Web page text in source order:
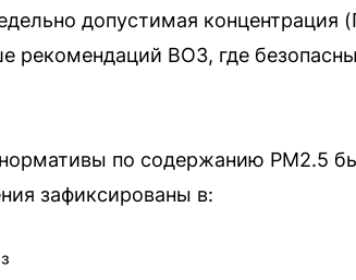
допустимая концентрация
рекомендаций ВОЗ, где
по содержанию PM2.5
зафиксированы в: